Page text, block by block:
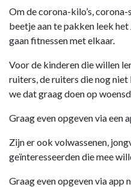
Om de corona-kilo’s,
beetje aan te pakken leek
gaan fitnessen met elkaar.
Voor de kinderen die willen
ruiters, de ruiters die nog
we dat graag doen op
Graag even opgeven via een
Zijn er ook volwassenen,
geïnteresseerden die mee
Graag even opgeven via app